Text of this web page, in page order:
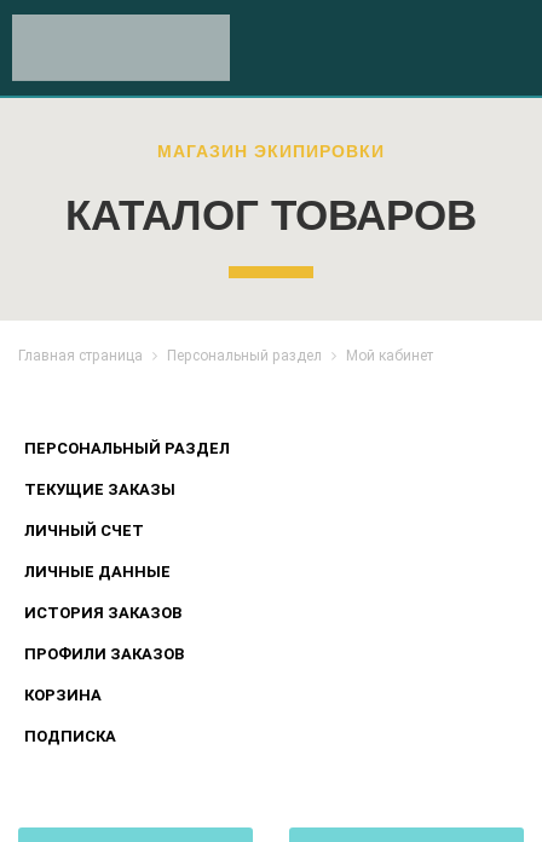
МАГАЗИН ЭКИПИРОВКИ
КАТАЛОГ ТОВАРОВ
Главная страница Персональный раздел Мой кабинет
ПЕРСОНАЛЬНЫЙ РАЗДЕЛ
ТЕКУЩИЕ ЗАКАЗЫ
ЛИЧНЫЙ СЧЕТ
ЛИЧНЫЕ ДАННЫЕ
ИСТОРИЯ ЗАКАЗОВ
ПРОФИЛИ ЗАКАЗОВ
КОРЗИНА
ПОДПИСКА